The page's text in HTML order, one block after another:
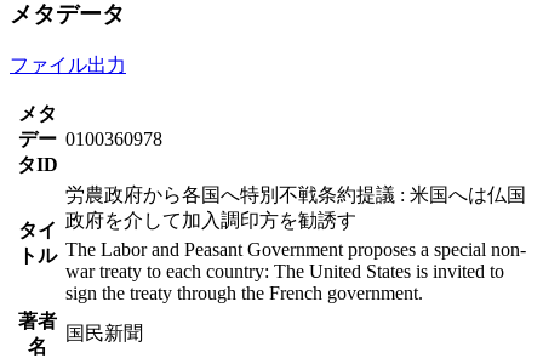
メタデータ
ファイル出力
メタ
デー
タID
0100360978
タイ
トル
労農政府から各国へ特別不戦条約提議 : 米国へは仏国
政府を介して加入調印方を勧誘す
The Labor and Peasant Government proposes a special non-
war treaty to each country: The United States is invited to
sign the treaty through the French government.
著者
名
国民新聞